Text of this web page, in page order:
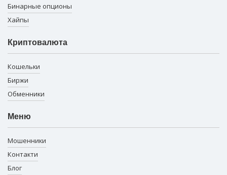
Бинарные опционы
Хайпы
Криптовалюта
Кошельки
Биржи
Обменники
Меню
Мошенники
Контакти
Блог